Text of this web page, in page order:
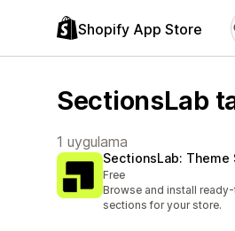
Shopify App Store
SectionsLab
1 uygulama
SectionsLab: Theme
Free
Browse and install
sections for your store.